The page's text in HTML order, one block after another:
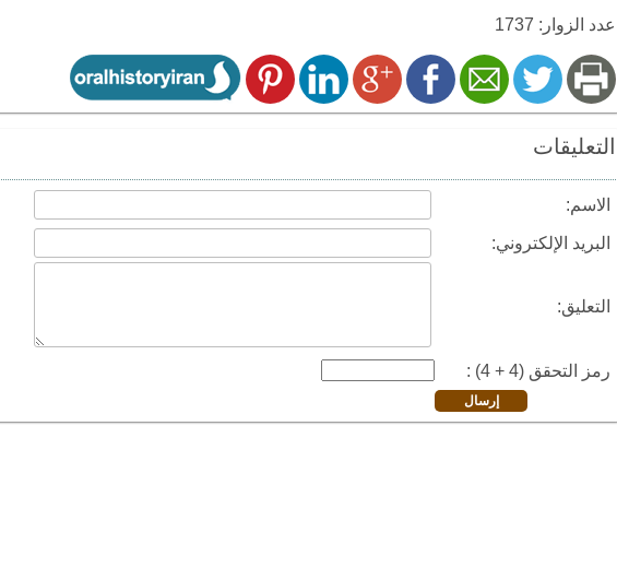
عدد الزوار: 1737
التعليقات
الاسم:
البريد الإلكتروني:
التعليق:
رمز التحقق (4 + 4) :